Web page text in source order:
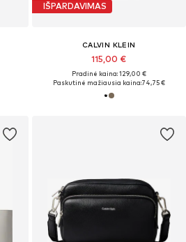
IŠPARDAVIMAS
CALVIN KLEIN
115,00 €
Pradinė kaina: 129,00 €
Paskutinė mažiausia kaina:74,75 €